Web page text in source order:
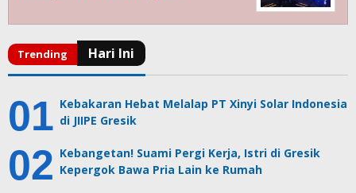
Kebakaran Hebat Melalap PT Xinyi Solar Indonesia
di JIIPE Gresik
Kebangetan! Suami Pergi Kerja, Istri di Gresik
Kepergok Bawa Pria Lain ke Rumah